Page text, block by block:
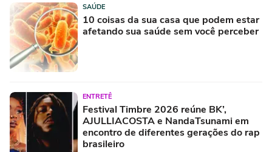
SAÚDE
10 coisas da sua casa que podem estar
afetando sua saúde sem você perceber
ENTRETÊ
Festival Timbre 2026 reúne BK’,
AJULLIACOSTA e NandaTsunami em
encontro de diferentes gerações do rap
brasileiro